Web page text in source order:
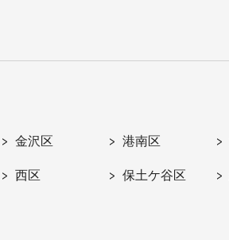
金沢区 港南区
西区 保土ケ谷区